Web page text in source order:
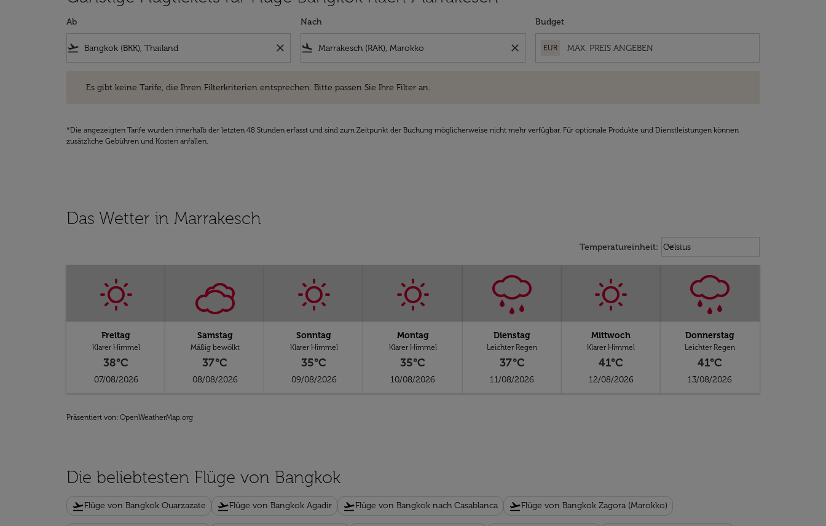
Ab
flight_takeoff close
Nach
flight_land close
Budget
EUR
Es gibt keine Tarife, die Ihren Filterkriterien entsprechen. Bitte passen Sie Ihre Filter an.
*Die angezeigten Tarife wurden innerhalb der letzten 48 Stunden erfasst und sind zum Zeitpunkt der Buchung möglicherweise nicht mehr verfügbar. Für optionale Produkte und Dienstleistungen können
zusätzliche Gebühren und Kosten anfallen.
Das Wetter in Marrakesch
Temperatureinheit: Weather unit option Celsius
Celsius
keyboard_arrow_down
Freitag
Klarer Himmel
38°C
07/08/2026
Samstag
Mäßig bewölkt
37°C
08/08/2026
Sonntag
Klarer Himmel
35°C
09/08/2026
Montag
Klarer Himmel
35°C
10/08/2026
Dienstag
Leichter Regen
37°C
11/08/2026
Mittwoch
Klarer Himmel
41°C
12/08/2026
Donnerstag
Leichter Regen
41°C
13/08/2026
Präsentiert von: OpenWeatherMap.org
Die beliebtesten Flüge von Bangkok
flight_takeoffFlüge von Bangkok Ouarzazate flight_takeoffFlüge von Bangkok Agadir flight_takeoffFlüge von Bangkok nach Casablanca flight_takeoffFlüge von Bangkok Zagora (Marokko)